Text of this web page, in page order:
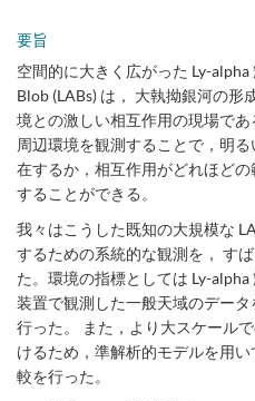
要旨
空間的に大きく広がった Ly-
Blob (LABs) は， 大執拗銀河の形
境との激しい相互作用の現場で
周辺環境を観測することで，明
在するか，相互作用がどれほど
することができる。
我々はこうした既知の大規模な
するための系統的な観測を， す
た。環境の指標としては Ly-
装置で観測した一般天域のデー
行った。 また，より大スケール
けるため，準解析的モデルを用
較を行った。